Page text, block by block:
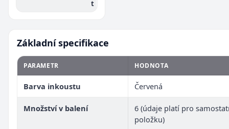
t
Základní specifikace
PARAMETR HODNOTA
Barva inkoustu Červená
Množství v balení
6 (údaje platí pro
položku)